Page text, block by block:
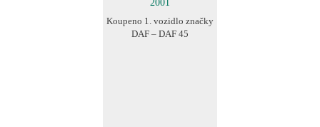
2001
Koupeno 1. vozidlo značky
DAF – DAF 45